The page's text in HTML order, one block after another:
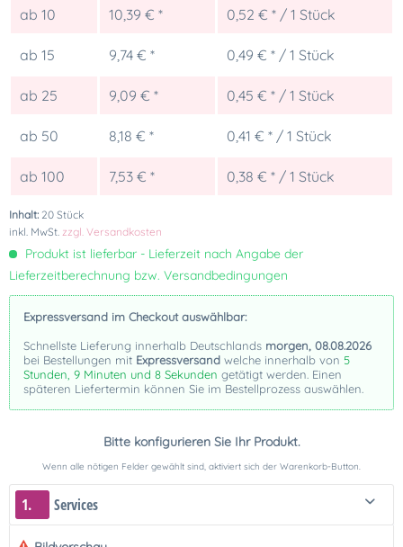
ab 10 10,39 € * 0,52 € * / 1 Stück
ab 15 9,74 € * 0,49 € * / 1 Stück
ab 25 9,09 € * 0,45 € * / 1 Stück
ab 50 8,18 € * 0,41 € * / 1 Stück
ab 100 7,53 € * 0,38 € * / 1 Stück
Inhalt: 20 Stück
inkl. MwSt. zzgl. Versandkosten
Produkt ist lieferbar - Lieferzeit nach Angabe der
Lieferzeitberechnung bzw. Versandbedingungen
Expressversand im Checkout auswählbar:
Schnellste Lieferung innerhalb Deutschlands morgen, 08.08.2026
bei Bestellungen mit Expressversand welche innerhalb von 5
Stunden, 9 Minuten und 8 Sekunden getätigt werden. Einen
späteren Liefertermin können Sie im Bestellprozess auswählen.
Bitte konfigurieren Sie Ihr Produkt.
Wenn alle nötigen Felder gewählt sind, aktiviert sich der Warenkorb-Button.
1. Services